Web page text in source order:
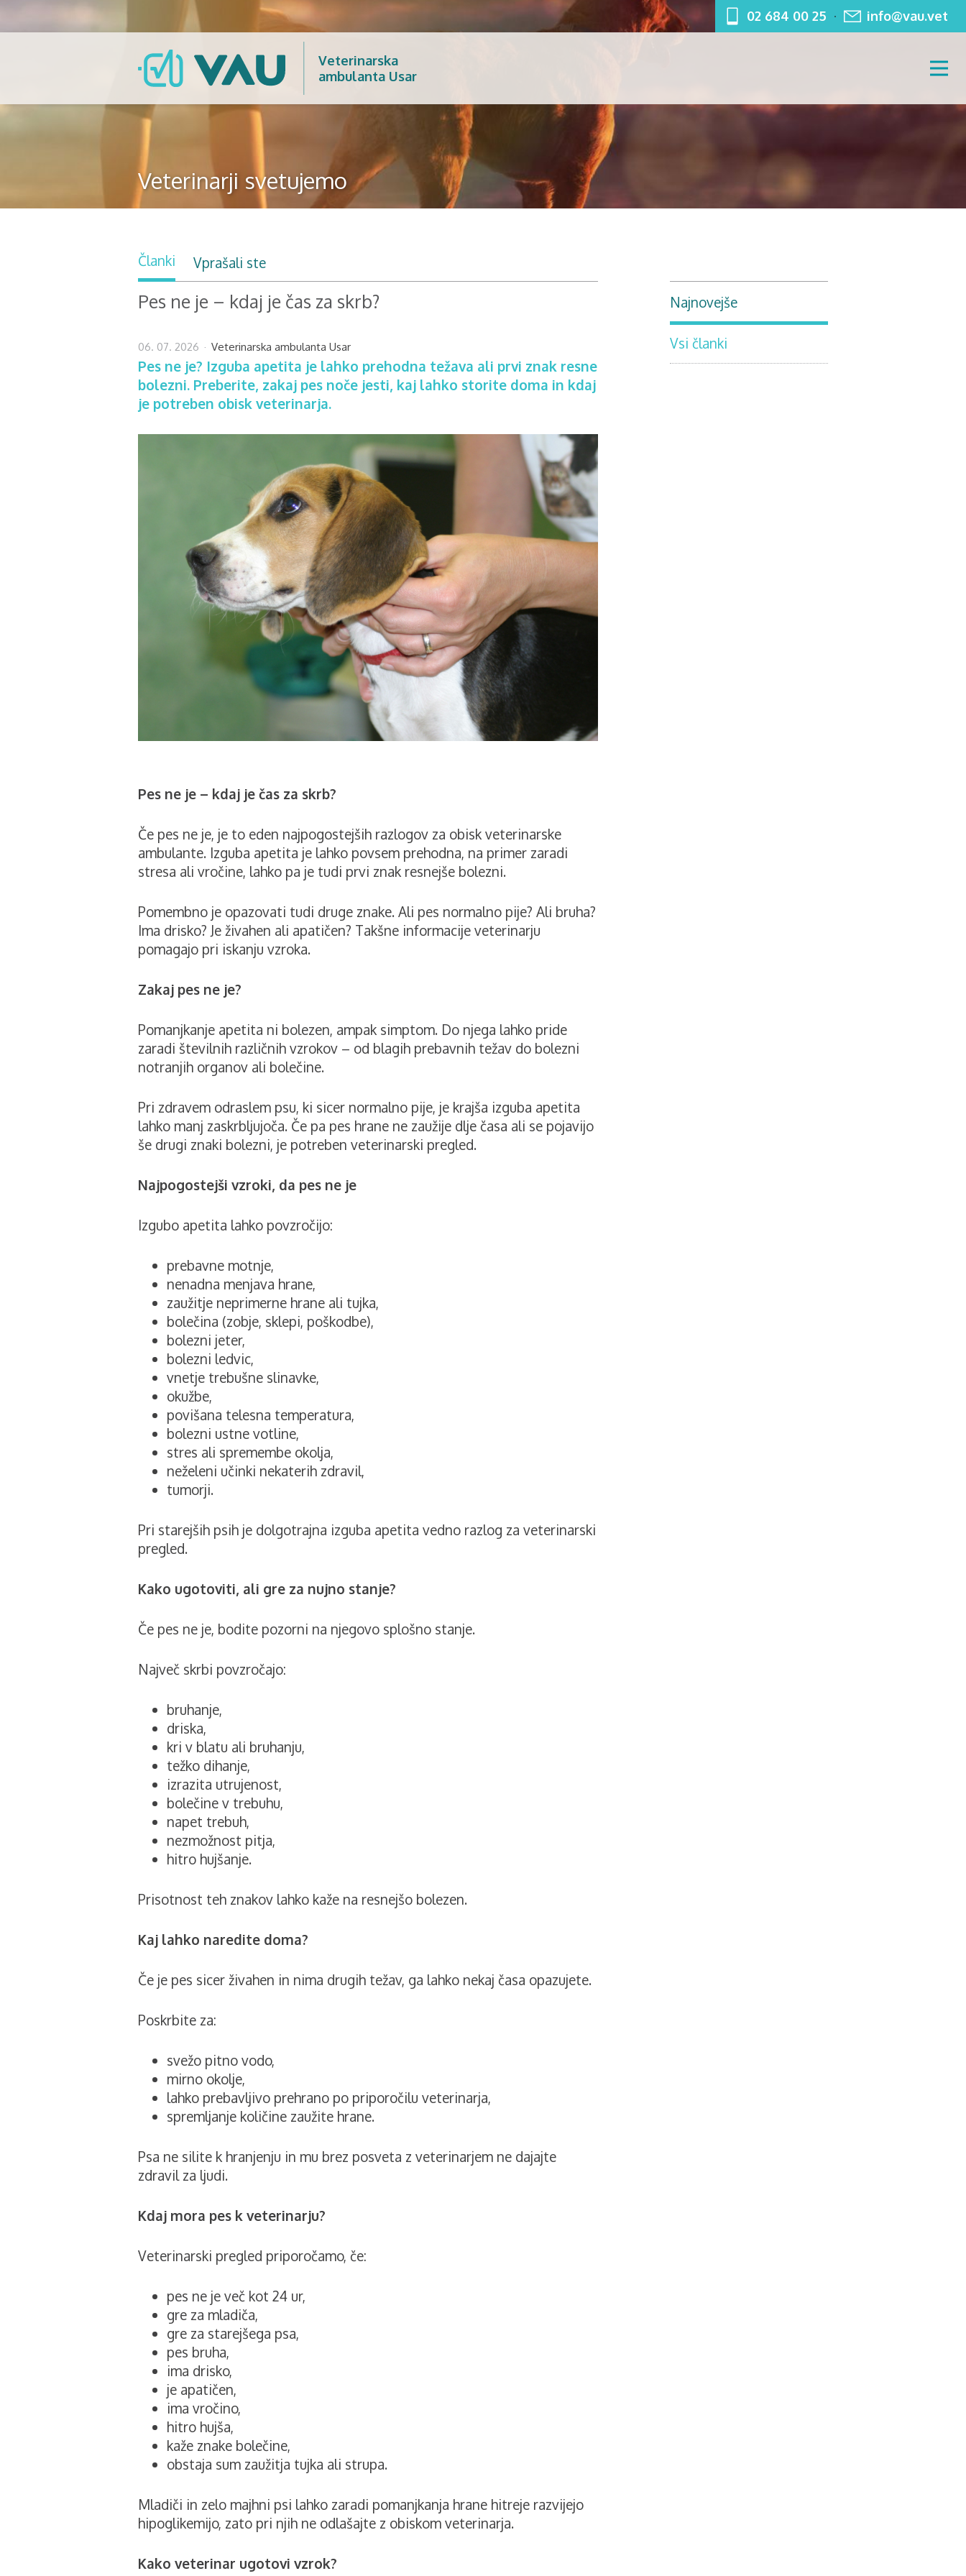
02 684 00 25 info@vau.vet
Veterinarska
ambulanta Usar
Veterinarji svetujemo
Članki Vprašali ste
Pes ne je – kdaj je čas za skrb?
06. 07. 2026 Veterinarska ambulanta Usar
Pes ne je? Izguba apetita je lahko prehodna težava ali prvi znak resne
bolezni. Preberite, zakaj pes noče jesti, kaj lahko storite doma in kdaj
je potreben obisk veterinarja.
Pes ne je – kdaj je čas za skrb?
Če pes ne je, je to eden najpogostejših razlogov za obisk veterinarske
ambulante. Izguba apetita je lahko povsem prehodna, na primer zaradi
stresa ali vročine, lahko pa je tudi prvi znak resnejše bolezni.
Pomembno je opazovati tudi druge znake. Ali pes normalno pije? Ali bruha?
Ima drisko? Je živahen ali apatičen? Takšne informacije veterinarju
pomagajo pri iskanju vzroka.
Zakaj pes ne je?
Pomanjkanje apetita ni bolezen, ampak simptom. Do njega lahko pride
zaradi številnih različnih vzrokov – od blagih prebavnih težav do bolezni
notranjih organov ali bolečine.
Pri zdravem odraslem psu, ki sicer normalno pije, je krajša izguba apetita
lahko manj zaskrbljujoča. Če pa pes hrane ne zaužije dlje časa ali se pojavijo
še drugi znaki bolezni, je potreben veterinarski pregled.
Najpogostejši vzroki, da pes ne je
Izgubo apetita lahko povzročijo:
prebavne motnje,
nenadna menjava hrane,
zaužitje neprimerne hrane ali tujka,
bolečina (zobje, sklepi, poškodbe),
bolezni jeter,
bolezni ledvic,
vnetje trebušne slinavke,
okužbe,
povišana telesna temperatura,
bolezni ustne votline,
stres ali spremembe okolja,
neželeni učinki nekaterih zdravil,
tumorji.
Pri starejših psih je dolgotrajna izguba apetita vedno razlog za veterinarski
pregled.
Kako ugotoviti, ali gre za nujno stanje?
Če pes ne je, bodite pozorni na njegovo splošno stanje.
Največ skrbi povzročajo:
bruhanje,
driska,
kri v blatu ali bruhanju,
težko dihanje,
izrazita utrujenost,
bolečine v trebuhu,
napet trebuh,
nezmožnost pitja,
hitro hujšanje.
Prisotnost teh znakov lahko kaže na resnejšo bolezen.
Kaj lahko naredite doma?
Če je pes sicer živahen in nima drugih težav, ga lahko nekaj časa opazujete.
Poskrbite za:
svežo pitno vodo,
mirno okolje,
lahko prebavljivo prehrano po priporočilu veterinarja,
spremljanje količine zaužite hrane.
Psa ne silite k hranjenju in mu brez posveta z veterinarjem ne dajajte
zdravil za ljudi.
Kdaj mora pes k veterinarju?
Veterinarski pregled priporočamo, če:
pes ne je več kot 24 ur,
gre za mladiča,
gre za starejšega psa,
pes bruha,
ima drisko,
je apatičen,
ima vročino,
hitro hujša,
kaže znake bolečine,
obstaja sum zaužitja tujka ali strupa.
Mladiči in zelo majhni psi lahko zaradi pomanjkanja hrane hitreje razvijejo
hipoglikemijo, zato pri njih ne odlašajte z obiskom veterinarja.
Kako veterinar ugotovi vzrok?
Najnovejše
Vsi članki